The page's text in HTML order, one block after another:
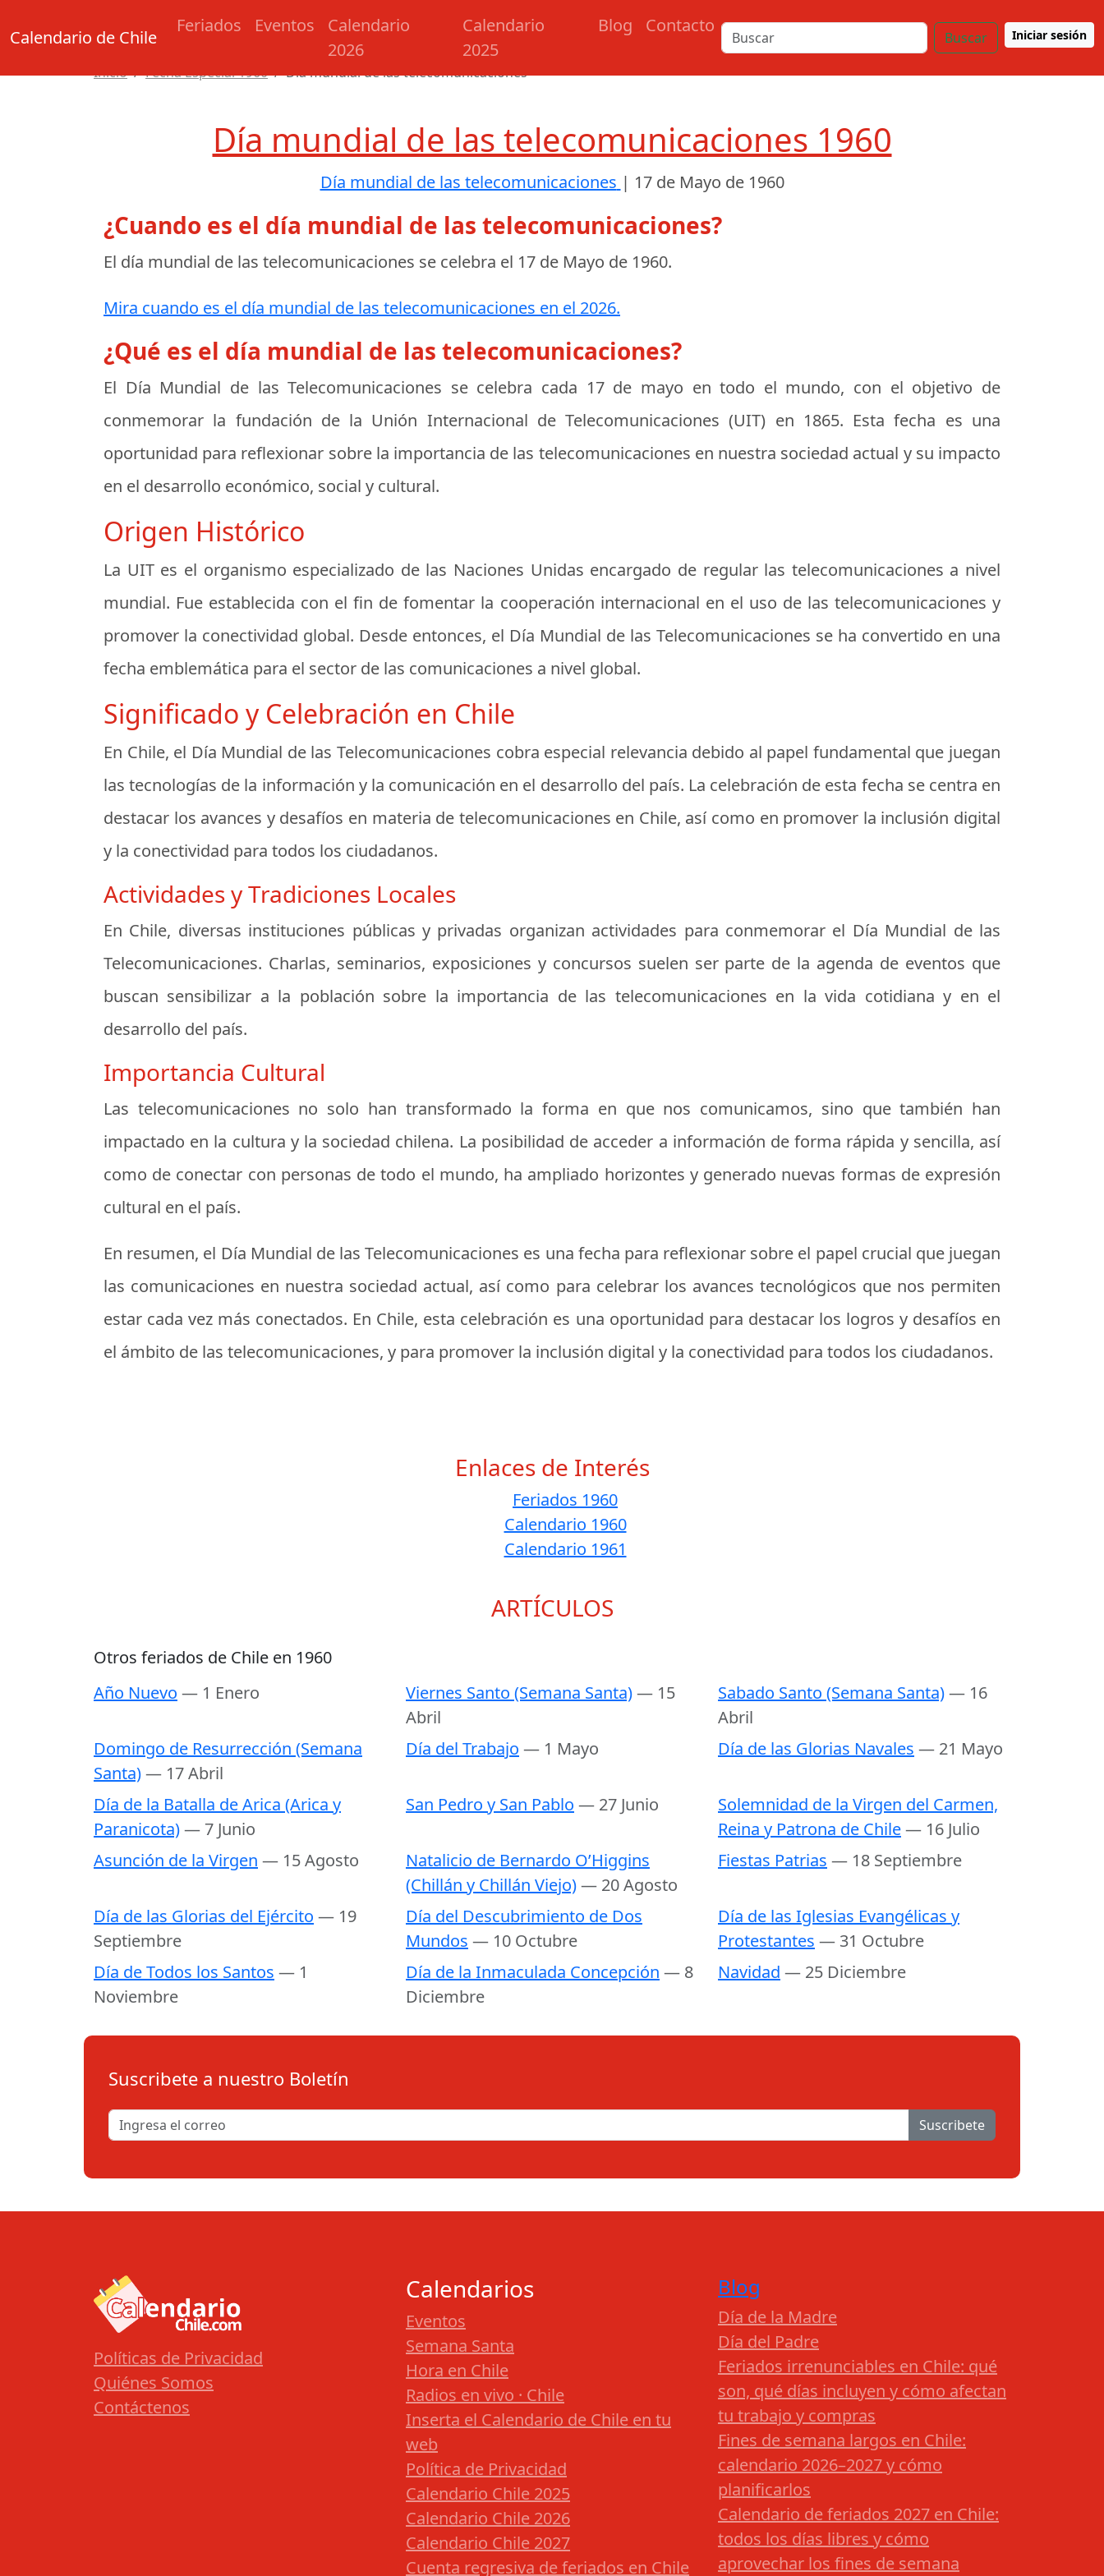
Calendario de Chile
Feriados Eventos
Calendario
2026
Calendario
2025
Blog Contacto
Buscar Iniciar sesión
Inicio Fecha Especial 1960 Día mundial de las telecomunicaciones
Día mundial de las telecomunicaciones 1960
Día mundial de las telecomunicaciones | 17 de Mayo de 1960
¿Cuando es el día mundial de las telecomunicaciones?
El día mundial de las telecomunicaciones se celebra el 17 de Mayo de 1960.
Mira cuando es el día mundial de las telecomunicaciones en el 2026.
¿Qué es el día mundial de las telecomunicaciones?
El Día Mundial de las Telecomunicaciones se celebra cada 17 de mayo en todo el mundo, con el objetivo de
conmemorar la fundación de la Unión Internacional de Telecomunicaciones (UIT) en 1865. Esta fecha es una
oportunidad para reflexionar sobre la importancia de las telecomunicaciones en nuestra sociedad actual y su impacto
en el desarrollo económico, social y cultural.
Origen Histórico
La UIT es el organismo especializado de las Naciones Unidas encargado de regular las telecomunicaciones a nivel
mundial. Fue establecida con el fin de fomentar la cooperación internacional en el uso de las telecomunicaciones y
promover la conectividad global. Desde entonces, el Día Mundial de las Telecomunicaciones se ha convertido en una
fecha emblemática para el sector de las comunicaciones a nivel global.
Significado y Celebración en Chile
En Chile, el Día Mundial de las Telecomunicaciones cobra especial relevancia debido al papel fundamental que juegan
las tecnologías de la información y la comunicación en el desarrollo del país. La celebración de esta fecha se centra en
destacar los avances y desafíos en materia de telecomunicaciones en Chile, así como en promover la inclusión digital
y la conectividad para todos los ciudadanos.
Actividades y Tradiciones Locales
En Chile, diversas instituciones públicas y privadas organizan actividades para conmemorar el Día Mundial de las
Telecomunicaciones. Charlas, seminarios, exposiciones y concursos suelen ser parte de la agenda de eventos que
buscan sensibilizar a la población sobre la importancia de las telecomunicaciones en la vida cotidiana y en el
desarrollo del país.
Importancia Cultural
Las telecomunicaciones no solo han transformado la forma en que nos comunicamos, sino que también han
impactado en la cultura y la sociedad chilena. La posibilidad de acceder a información de forma rápida y sencilla, así
como de conectar con personas de todo el mundo, ha ampliado horizontes y generado nuevas formas de expresión
cultural en el país.
En resumen, el Día Mundial de las Telecomunicaciones es una fecha para reflexionar sobre el papel crucial que juegan
las comunicaciones en nuestra sociedad actual, así como para celebrar los avances tecnológicos que nos permiten
estar cada vez más conectados. En Chile, esta celebración es una oportunidad para destacar los logros y desafíos en
el ámbito de las telecomunicaciones, y para promover la inclusión digital y la conectividad para todos los ciudadanos.
Enlaces de Interés
Feriados 1960
Calendario 1960
Calendario 1961
ARTÍCULOS
Otros feriados de Chile en 1960
Año Nuevo — 1 Enero Viernes Santo (Semana Santa)— 15
Abril
Sabado Santo (Semana Santa)— 16
Abril
Domingo de Resurrección (Semana
Santa)— 17 Abril
Día del Trabajo — 1 Mayo Día de las Glorias Navales — 21 Mayo
Día de la Batalla de Arica (Arica y
Paranicota)— 7 Junio
San Pedro y San Pablo — 27 Junio
Solemnidad de la Virgen del Carmen,
Reina y Patrona de Chile— 16 Julio
Asunción de la Virgen — 15 Agosto
Natalicio de Bernardo O’Higgins
(Chillán y Chillán Viejo)— 20 Agosto
Fiestas Patrias — 18 Septiembre
Día de las Glorias del Ejército — 19
Septiembre
Día del Descubrimiento de Dos
Mundos — 10 Octubre
Día de las Iglesias Evangélicas y
Protestantes — 31 Octubre
Día de Todos los Santos — 1
Noviembre
Día de la Inmaculada Concepción — 8
Diciembre
Navidad — 25 Diciembre
Suscribete a nuestro Boletín
Suscribete
Políticas de Privacidad
Quiénes Somos
Contáctenos
Calendarios
Eventos
Semana Santa
Hora en Chile
Radios en vivo · Chile
Inserta el Calendario de Chile en tu
web
Política de Privacidad
Calendario Chile 2025
Calendario Chile 2026
Calendario Chile 2027
Cuenta regresiva de feriados en Chile
Blog
Día de la Madre
Día del Padre
Feriados irrenunciables en Chile: qué
son, qué días incluyen y cómo afectan
tu trabajo y compras
Fines de semana largos en Chile:
calendario 2026–2027 y cómo
planificarlos
Calendario de feriados 2027 en Chile:
todos los días libres y cómo
aprovechar los fines de semana